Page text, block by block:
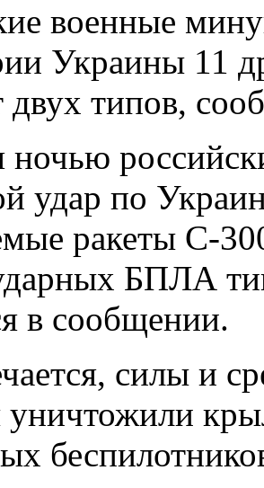
военные
Украины 11
двух типов,
ночью
удар по
ракеты С-
БПЛА
в сообщении.
силы и